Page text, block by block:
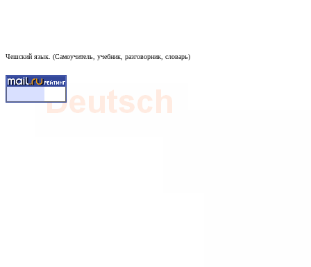
Чешский язык. (Самоучитель, учебник, разговорник, словарь)